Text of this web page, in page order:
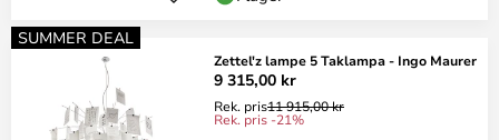
SUMMER DEAL
Zettel'z lampe 5 Taklampa - Ingo Maurer
9 315,00 kr
Rek. pris11 915,00 kr
Rek. pris -21%